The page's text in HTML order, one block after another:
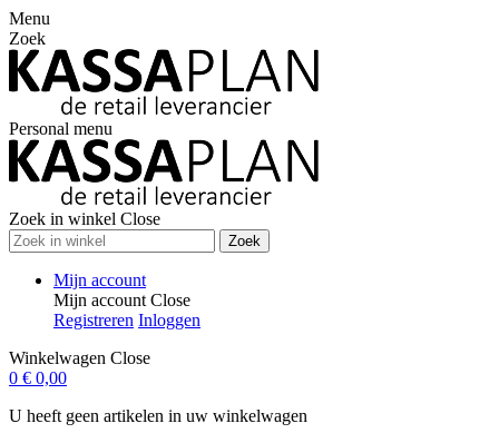
Menu
Zoek
Personal menu
Zoek in winkel Close
Zoek
Mijn account
Mijn account Close
Registreren Inloggen
Winkelwagen Close
0 € 0,00
U heeft geen artikelen in uw winkelwagen